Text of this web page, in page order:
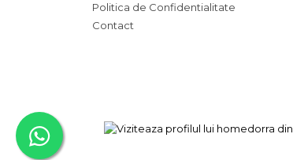
Politica de Confidentialitate
Contact